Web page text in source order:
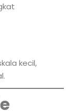
kecil,